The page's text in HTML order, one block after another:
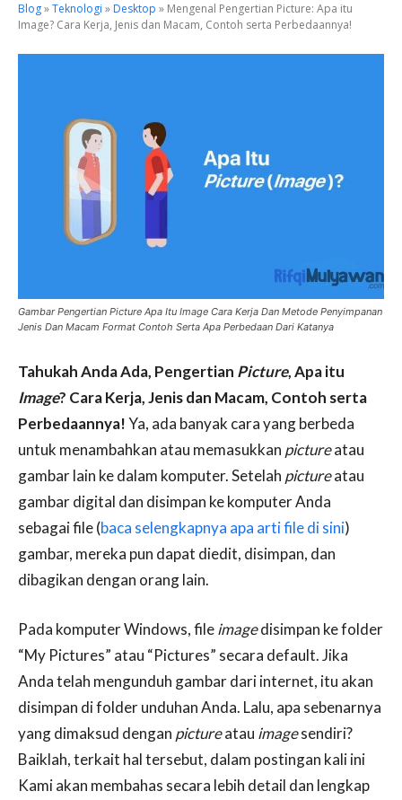
Blog»Teknologi » Desktop » Mengenal Pengertian Picture: Apa itu
Image? Cara Kerja, Jenis dan Macam, Contoh serta Perbedaannya!
Gambar Pengertian Picture Apa Itu Image Cara Kerja Dan Metode Penyimpanan
Jenis Dan Macam Format Contoh Serta Apa Perbedaan Dari Katanya
Tahukah Anda Ada, Pengertian Picture, Apa itu
Image? Cara Kerja, Jenis dan Macam, Contoh serta
Perbedaannya!Ya, ada banyak cara yang berbeda
untuk menambahkan atau memasukkan pictureatau
gambar lain ke dalam komputer. Setelah pictureatau
gambar digital dan disimpan ke komputer Anda
sebagai file (baca selengkapnya apa arti file di sini)
gambar, mereka pun dapat diedit, disimpan, dan
dibagikan dengan orang lain.
Pada komputer Windows, fileimagedisimpan ke folder
“My Pictures” atau “Pictures” secara default. Jika
Anda telah mengunduh gambar dari internet, itu akan
disimpan di folder unduhan Anda. Lalu, apa sebenarnya
yang dimaksud dengan pictureatau imagesendiri?
Baiklah, terkait hal tersebut, dalam postingan kali ini
Kami akan membahas secara lebih detail dan lengkap